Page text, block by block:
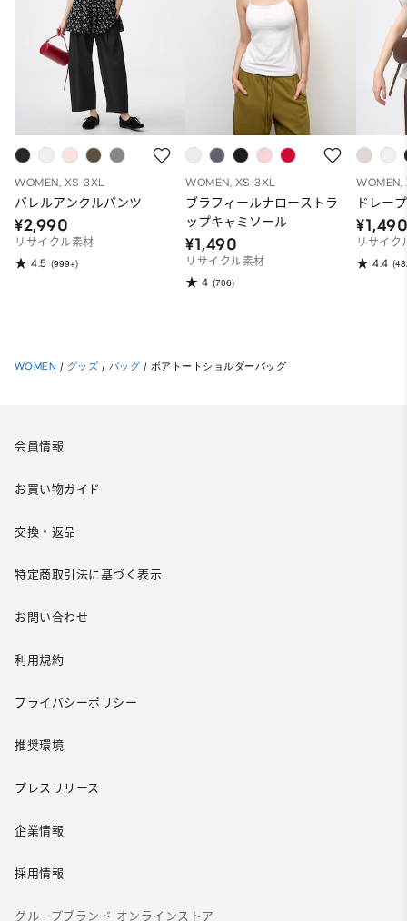
WOMEN, XS-3XL
バレルアンクルパンツ
¥2,990
リサイクル素材
4.5 (999+)
WOMEN, XS-3XL
ブラフィールナローストラ
ップキャミソール
¥1,490
リサイクル素材
4 (706)
WOMEN,
ドレー
リサイク
4.4
WOMEN / グッズ / バッグ / ボアトートショルダーバッグ
会員情報
お買い物ガイド
交換・返品
特定商取引法に基づく表示
お問い合わせ
利用規約
プライバシーポリシー
推奨環境
プレスリリース
企業情報
採用情報
グループブランド オンラインストア